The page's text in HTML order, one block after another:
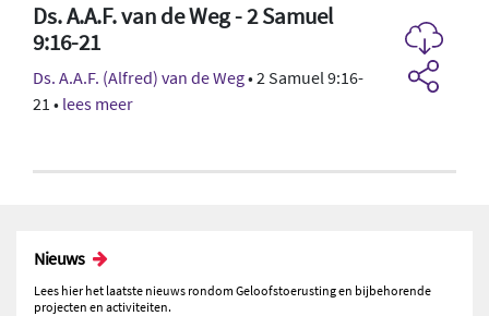
Ds. A.A.F. van de Weg - 2 Samuel
9:16-21
Ds. A.A.F. (Alfred) van de Weg• 2 Samuel 9:16-
21 • lees meer
Nieuws
Lees hier het laatste nieuws rondom Geloofstoerusting en bijbehorende
projecten en activiteiten.